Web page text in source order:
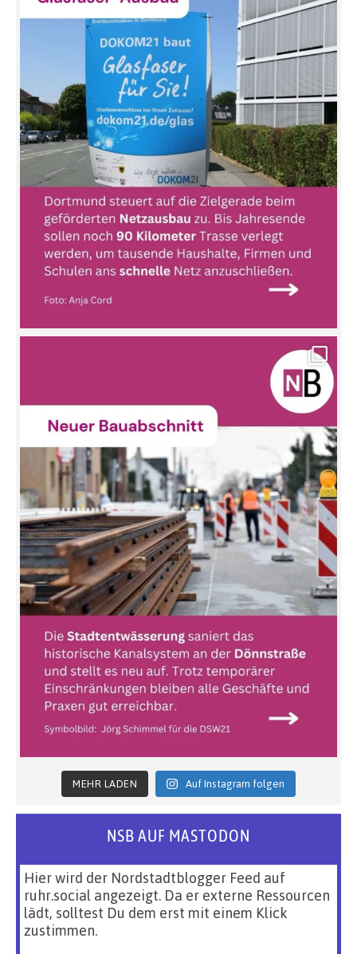
MEHR LADEN Auf Instagram folgen
NSB AUF MASTODON
Hier wird der Nordstadtblogger Feed auf
ruhr.social angezeigt. Da er externe Ressourcen
lädt, solltest Du dem erst mit einem Klick
zustimmen.